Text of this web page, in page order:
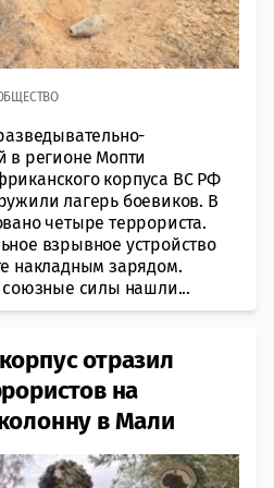
в регионе Мопти
корпуса ВС РФ
лагерь боевиков. В
четыре террориста.
взрывное устройство
накладным зарядом.
союзные силы нашли...
отразил
на
в Мали